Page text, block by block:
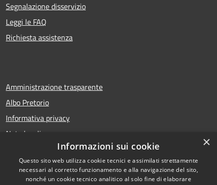
Segnalazione disservizio
Leggi le FAQ
Richiesta assistenza
Amministrazione trasparente
Albo Pretorio
Informativa privacy
Note legali
Dichiarazione di accessibilità
×
Informazioni sui cookie
Questo sito web utilizza cookie tecnici e assimilati strettamente
necessari al corretto funzionamento e alla navigazione del sito,
nonché un cookie tecnico analitico al solo fine di elaborare